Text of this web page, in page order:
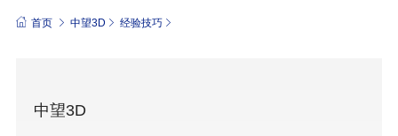
首页 中望3D 经验技巧
中望3D